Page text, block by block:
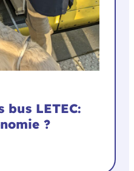
bus LETEC:
?